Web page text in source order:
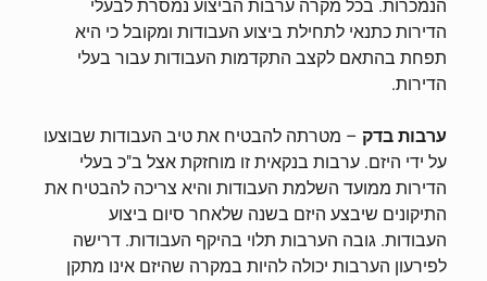
הנמכרות. בכל מקרה ערבות הביצוע נמסרת לבעלי
הדירות כתנאי לתחילת ביצוע העבודות ומקובל כי היא
תפחת בהתאם לקצב התקדמות העבודות עבור בעלי
הדירות.
ערבות בדק – מטרתה להבטיח את טיב העבודות שבוצעו
על ידי היזם. ערבות בנקאית זו מוחזקת אצל ב"כ בעלי
הדירות ממועד השלמת העבודות והיא צריכה להבטיח את
התיקונים שיבצע היזם בשנה שלאחר סיום ביצוע
העבודות. גובה הערבות תלוי בהיקף העבודות. דרישה
לפירעון הערבות יכולה להיות במקרה שהיזם אינו מתקן